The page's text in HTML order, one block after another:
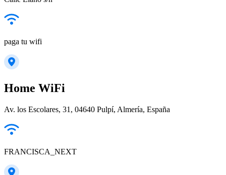
paga tu wifi
Home WiFi
Av. los Escolares, 31, 04640 Pulpí, Almería, España
FRANCISCA_NEXT